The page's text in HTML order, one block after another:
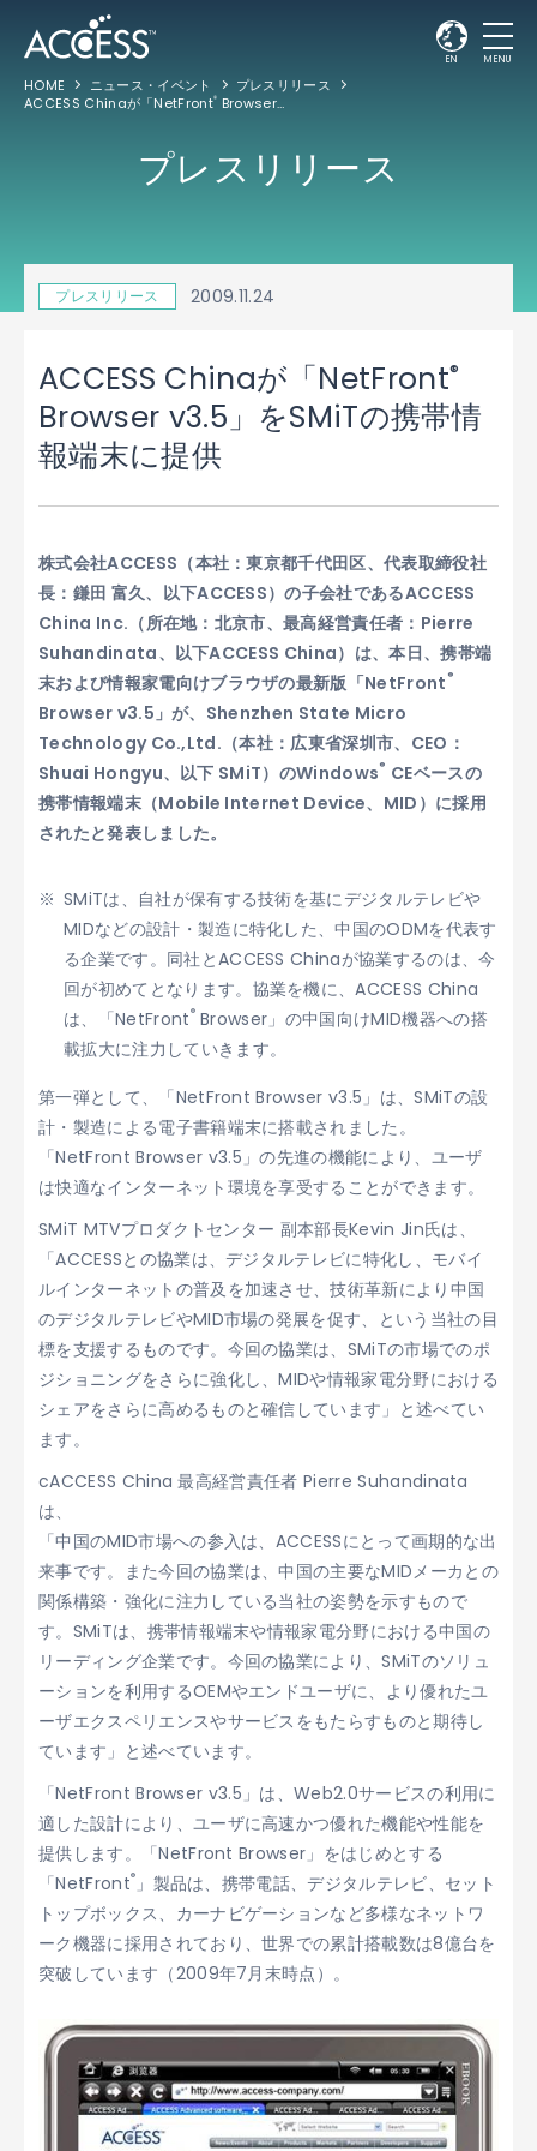
EN MENU
HOME ニュース・イベント
プレスリリース
ACCESS Chinaが「NetFront® Browser v3.5」をSMiTの携帯情報端末に提供
プレスリリース
プレスリリース 2009.11.24
ACCESS Chinaが「NetFront®
Browser v3.5」をSMiTの携帯情
報端末に提供
株式会社ACCESS（本社：東京都千代田区、代表取締役社
長：鎌田 富久、以下ACCESS）の子会社であるACCESS
China Inc.（所在地：北京市、最高経営責任者：Pierre
Suhandinata、以下ACCESS China）は、本日、携帯端
末および情報家電向けブラウザの最新版「NetFront ®
Browser v3.5」が、Shenzhen State Micro
Technology Co.,Ltd.（本社：広東省深圳市、CEO：
Shuai Hongyu、以下 SMiT）のWindows® CEベースの
携帯情報端末（Mobile Internet Device、MID）に採用
されたと発表しました。
SMiTは、自社が保有する技術を基にデジタルテレビや
MIDなどの設計・製造に特化した、中国のODMを代表す
る企業です。同社とACCESS Chinaが協業するのは、今
回が初めてとなります。協業を機に、ACCESS China
は、「NetFront®Browser」の中国向けMID機器への搭
載拡大に注力していきます。
第一弾として、「NetFront Browser v3.5」は、SMiTの設
計・製造による電子書籍端末に搭載されました。
「NetFront Browser v3.5」の先進の機能により、ユーザ
は快適なインターネット環境を享受することができます。
SMiT MTVプロダクトセンター 副本部長Kevin Jin氏は、
「ACCESSとの協業は、デジタルテレビに特化し、モバイ
ルインターネットの普及を加速させ、技術革新により中国
のデジタルテレビやMID市場の発展を促す、という当社の目
標を支援するものです。今回の協業は、SMiTの市場でのポ
ジショニングをさらに強化し、MIDや情報家電分野における
シェアをさらに高めるものと確信しています」と述べてい
ます。
cACCESS China 最高経営責任者 Pierre Suhandinata
は、
「中国のMID市場への参入は、ACCESSにとって画期的な出
来事です。また今回の協業は、中国の主要なMIDメーカとの
関係構築・強化に注力している当社の姿勢を示すもので
す。SMiTは、携帯情報端末や情報家電分野における中国の
リーディング企業です。今回の協業により、SMiTのソリュ
ーションを利用するOEMやエンドユーザに、より優れたユ
ーザエクスペリエンスやサービスをもたらすものと期待し
ています」と述べています。
「NetFront Browser v3.5」は、Web2.0サービスの利用に
適した設計により、ユーザに高速かつ優れた機能や性能を
提供します。「NetFront Browser」をはじめとする
「NetFront®」製品は、携帯電話、デジタルテレビ、セット
トップボックス、カーナビゲーションなど多様なネットワ
ーク機器に採用されており、世界での累計搭載数は8億台を
突破しています（2009年7月末時点）。